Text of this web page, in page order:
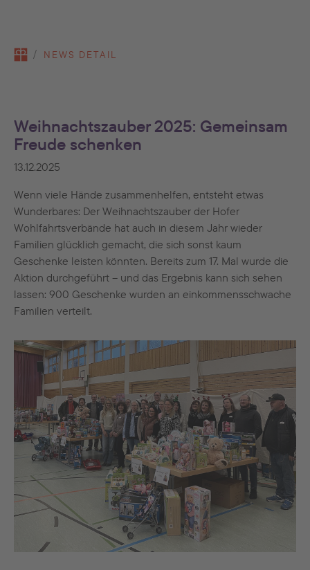
NEWS DETAIL
Weihnachtszauber 2025: Gemeinsam
Freude schenken
13.12.2025
Wenn viele Hände zusammenhelfen, entsteht etwas
Wunderbares: Der Weihnachtszauber der Hofer
Wohlfahrtsverbände hat auch in diesem Jahr wieder
Familien glücklich gemacht, die sich sonst kaum
Geschenke leisten könnten. Bereits zum 17. Mal wurde die
Aktion durchgeführt – und das Ergebnis kann sich sehen
lassen: 900 Geschenke wurden an einkommensschwache
Familien verteilt.